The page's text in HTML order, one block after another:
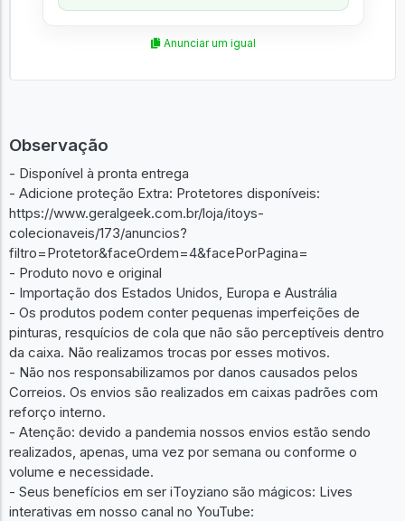
Anunciar um igual
Observação
- Disponível à pronta entrega
- Adicione proteção Extra: Protetores disponíveis:
https://www.geralgeek.com.br/loja/itoys-
colecionaveis/173/anuncios?
filtro=Protetor&faceOrdem=4&facePorPagina=
- Produto novo e original
- Importação dos Estados Unidos, Europa e Austrália
- Os produtos podem conter pequenas imperfeições de
pinturas, resquícios de cola que não são perceptíveis dentro
da caixa. Não realizamos trocas por esses motivos.
- Não nos responsabilizamos por danos causados pelos
Correios. Os envios são realizados em caixas padrões com
reforço interno.
- Atenção: devido a pandemia nossos envios estão sendo
realizados, apenas, uma vez por semana ou conforme o
volume e necessidade.
- Seus benefícios em ser iToyziano são mágicos: Lives
interativas em nosso canal no YouTube: